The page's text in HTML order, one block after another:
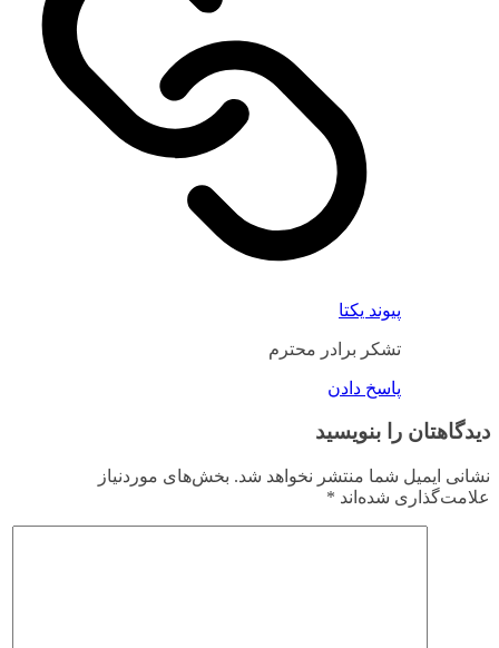
پیوند یکتا
تشکر برادر محترم
پاسخ دادن
دیدگاهتان را بنویسید
نشانی ایمیل شما منتشر نخواهد شد. بخش‌های موردنیاز
علامت‌گذاری شده‌اند *